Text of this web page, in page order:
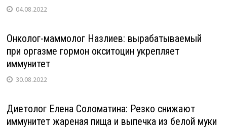
04.08.2022
Онколог-маммолог Назлиев: вырабатываемый
при оргазме гормон окситоцин укрепляет
иммунитет
30.08.2022
Диетолог Елена Соломатина: Резко снижают
иммунитет жареная пища и выпечка из белой муки